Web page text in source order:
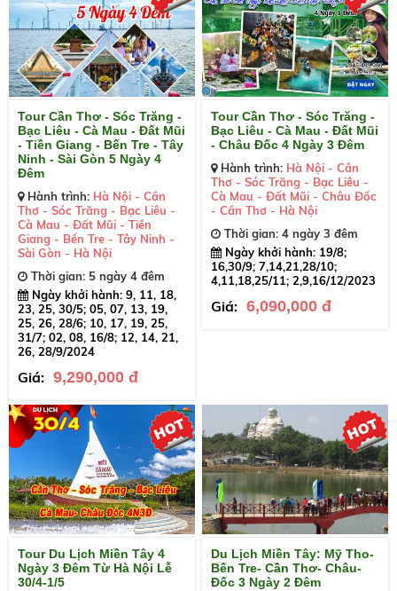
Tour Cần Thơ - Sóc Trăng -
Bạc Liêu - Cà Mau - Đất Mũi
- Tiền Giang - Bến Tre - Tây
Ninh - Sài Gòn 5 Ngày 4
Đêm
Hành trình: Hà Nội - Cần
Thơ - Sóc Trăng - Bạc Liêu -
Cà Mau - Đất Mũi - Tiền
Giang - Bến Tre - Tây Ninh -
Sài Gòn - Hà Nội
Thời gian: 5 ngày 4 đêm
Ngày khởi hành: 9, 11, 18,
23, 25, 30/5; 05, 07, 13, 19,
25, 26, 28/6; 10, 17, 19, 25,
31/7; 02, 08, 16/8; 12, 14, 21,
26, 28/9/2024
Giá: 9,290,000 đ
Tour Cần Thơ - Sóc Trăng -
Bạc Liêu - Cà Mau - Đất Mũi
- Châu Đốc 4 Ngày 3 Đêm
Hành trình: Hà Nội - Cần
Thơ - Sóc Trăng - Bạc Liêu -
Cà Mau - Đất Mũi - Châu Đốc
- Cần Thơ - Hà Nội
Thời gian: 4 ngày 3 đêm
Ngày khởi hành: 19/8;
16,30/9; 7,14,21,28/10;
4,11,18,25/11; 2,9,16/12/2023
Giá: 6,090,000 đ
Tour Du Lịch Miền Tây 4
Ngày 3 Đêm Từ Hà Nội Lễ
30/4-1/5
Du Lịch Miền Tây: Mỹ Tho-
Bến Tre- Cần Thơ- Châu-
Đốc 3 Ngày 2 Đêm